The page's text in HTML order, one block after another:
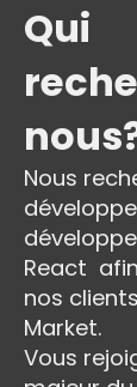
Qui
Nous
React
nos
Market.
Vous